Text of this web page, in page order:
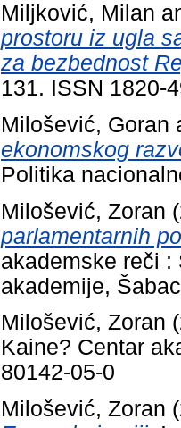
Miljković, Milan
prostoru iz ugla
za bezbednost
131. ISSN 1820-
Milošević, Goran
ekonomskog
Politika
Milošević, Zoran
parlamentarnih
akademske reči :
akademije,
Milošević, Zoran
Kaine? Centar
80142-05-0
Milošević, Zoran